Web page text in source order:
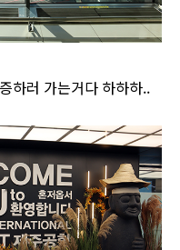
하러 가는거다 하하하..